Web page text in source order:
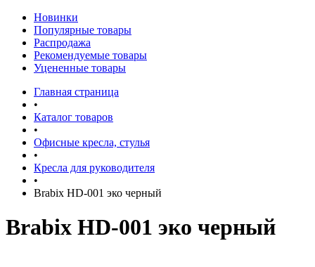
Новинки
Популярные товары
Распродажа
Рекомендуемые товары
Уцененные товары
Главная страница
•
Каталог товаров
•
Офисные кресла, стулья
•
Кресла для руководителя
•
Brabix HD-001 эко черный
Brabix HD-001 эко черный